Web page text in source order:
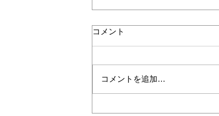
コメント
コメントを追加…